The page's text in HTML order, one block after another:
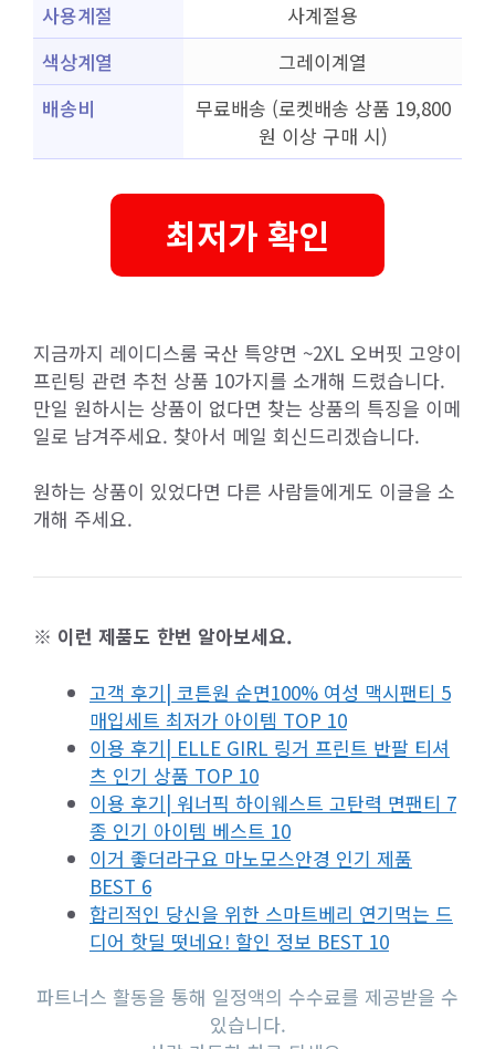
사용계절
사계절용
색상계열
그레이계열
배송비
무료배송 (로켓배송 상품 19,800
원 이상 구매 시)
최저가 확인
지금까지 레이디스룸 국산 특양면 ~2XL 오버핏 고양이
프린팅 관련 추천 상품 10가지를 소개해 드렸습니다.
만일 원하시는 상품이 없다면 찾는 상품의 특징을 이메
일로 남겨주세요. 찾아서 메일 회신드리겠습니다.
원하는 상품이 있었다면 다른 사람들에게도 이글을 소
개해 주세요.
※ 이런 제품도 한번 알아보세요.
고객 후기| 코튼원 순면100% 여성 맥시팬티 5
매입세트 최저가 아이템 TOP 10
이용 후기| ELLE GIRL 링거 프린트 반팔 티셔
츠 인기 상품 TOP 10
이용 후기| 워너픽 하이웨스트 고탄력 면팬티 7
종 인기 아이템 베스트 10
이거 좋더라구요 마노모스안경 인기 제품
BEST 6
합리적인 당신을 위한 스마트베리 연기먹는 드
디어 핫딜 떳네요! 할인 정보 BEST 10
파트너스 활동을 통해 일정액의 수수료를 제공받을 수
있습니다.